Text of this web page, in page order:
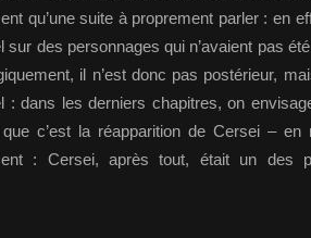
qu’une suite à proprement parler : en
sur des personnages qui n’avaient pas
il n’est donc pas postérieur,
: dans les derniers chapitres, on
que c’est la réapparition de Cersei –
: Cersei, après tout, était un des